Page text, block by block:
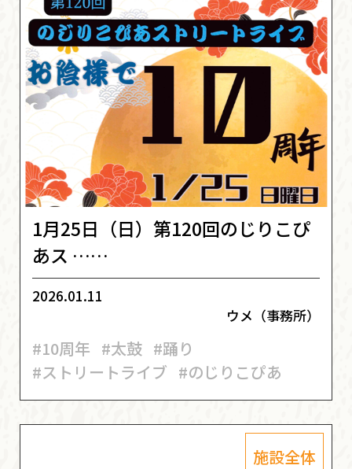
1月25日（日）第120回のじりこぴ
あス ……
2026.01.11
ウメ（事務所）
#10周年 #太鼓 #踊り
#ストリートライブ #のじりこぴあ
施設全体